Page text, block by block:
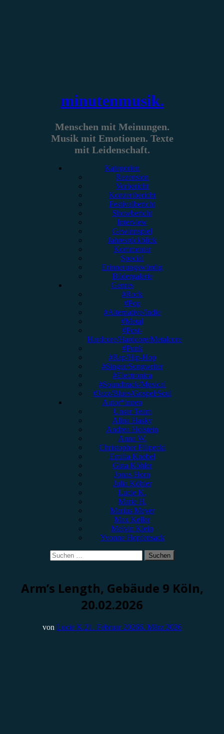
minutenmusik.
Menschen mit Meinungen.
Musik mit Emotionen. Texte
mit Leidenschaft.
Kategorien
Rezension
Vorbericht
Konzertbericht
Festivalbericht
Showbericht
Interview
Gewinnspiel
Jahresrückblick
Kommentar
Special
Erinnerungswürdig
Bildergalerie
Genres
#Rock
#Pop
#Alternative/Indie
#Metal
#Post-
Hardcore/Hardcore/Metalcore
#Punk
#Rap/Hip-Hop
#Singer/Songwriter
#Electronica
#Soundtrack/Musical
#Jazz/Blues/Gospel/Soul
Autor*innen
Unser Team
Alina Hasky
Andrea Holstein
Anna W.
Christopher Filipecki
Emilia Knebel
Gina Köhler
Jonas Horn
Julia Köhler
Lucie K.
Marie H.
Marius Meyer
Max Keller
Melvin Klein
Yvonne Hopfensack
Suchen
nach:
Arm’s Length, Gebäude 9 Köln,
20.02.2026
von Lucie K.21. Februar 20266. März 2026